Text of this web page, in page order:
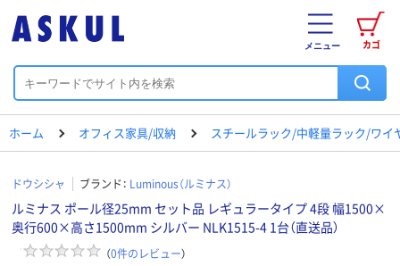
カゴ
メニュー
ホーム オフィス家具/収納 スチールラック/中軽量ラック/ワイ
ドウシシャ ブランド： Luminous（ルミナス）
ルミナス ポール径25mm セット品 レギュラータイプ 4段 幅1500×
奥行600×高さ1500mm シルバー NLK1515-4 1台（直送品）
（0件のレビュー）